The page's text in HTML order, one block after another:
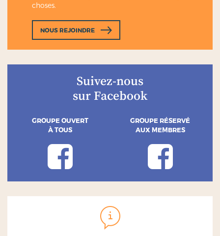
choses.
NOUS REJOINDRE
Suivez-nous
sur Facebook
GROUPE OUVERT
À TOUS
GROUPE RÉSERVÉ
AUX MEMBRES